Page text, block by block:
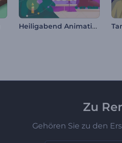
Heiligabend Animationen
Zu
Gehören Sie zu den